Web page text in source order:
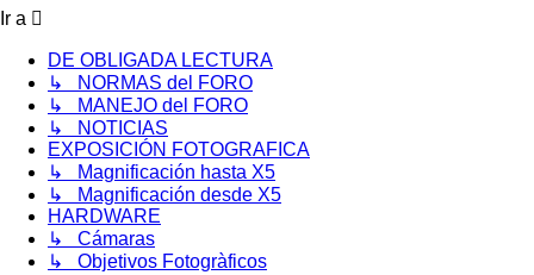
Ir a
DE OBLIGADA LECTURA
↳ NORMAS del FORO
↳ MANEJO del FORO
↳ NOTICIAS
EXPOSICIÓN FOTOGRAFICA
↳ Magnificación hasta X5
↳ Magnificación desde X5
HARDWARE
↳ Cámaras
↳ Objetivos Fotogràficos